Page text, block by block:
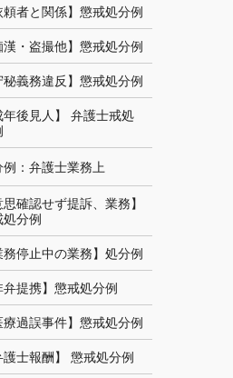
頼者と関係】懲戒処分例
漢・盗撮他】懲戒処分例
秘義務違反】懲戒処分例
年後見人】 弁護士戒処
例：弁護士業務上
思確認せず提訴、業務】
分例
務停止中の業務】処分例
弁提携】懲戒処分例
療過誤事件】懲戒処分例
護士報酬】 懲戒処分例